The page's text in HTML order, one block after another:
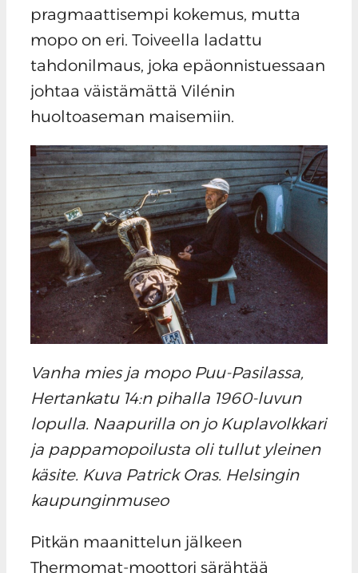
pragmaattisempi kokemus, mutta
mopo on eri. Toiveella ladattu
tahdonilmaus, joka epäonnistuessaan
johtaa väistämättä Vilénin
huoltoaseman maisemiin.
Vanha mies ja mopo Puu-Pasilassa,
Hertankatu 14:n pihalla 1960-luvun
lopulla. Naapurilla on jo Kuplavolkkari
ja pappamopoilusta oli tullut yleinen
käsite. Kuva Patrick Oras. Helsingin
kaupunginmuseo
Pitkän maanittelun jälkeen
Thermomat-moottori särähtää